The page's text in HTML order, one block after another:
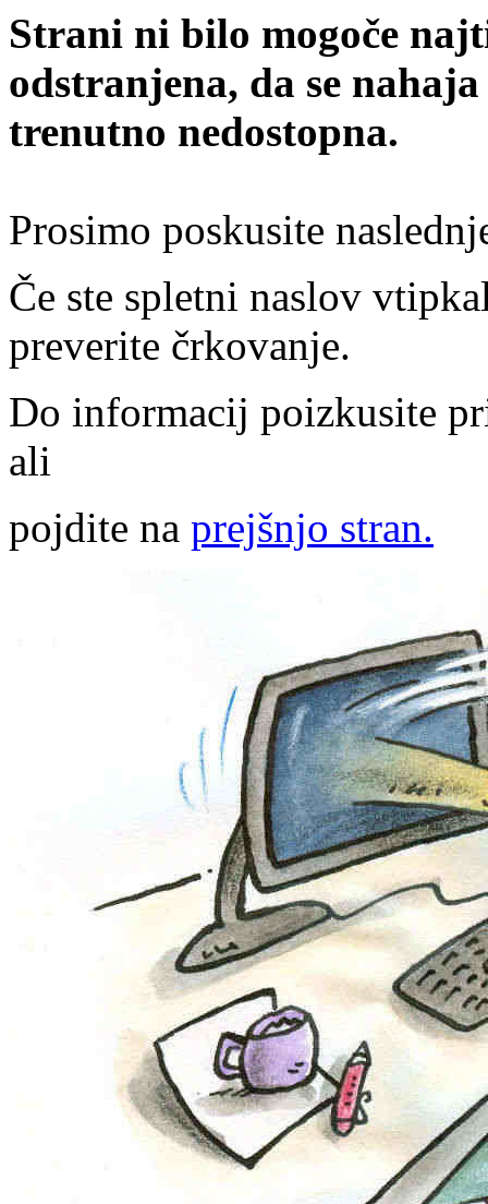
Strani ni bilo mogoče
odstranjena, da se
trenutno nedostopna.
Prosimo poskusite
Če ste spletni naslov
preverite črkovanje.
Do informacij poizkusite
ali
pojdite na prejšnjo stran.